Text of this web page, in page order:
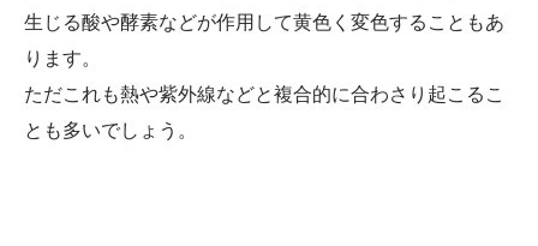
生じる酸や酵素などが作用して黄色く変色することもあ
ります。
ただこれも熱や紫外線などと複合的に合わさり起こるこ
とも多いでしょう。